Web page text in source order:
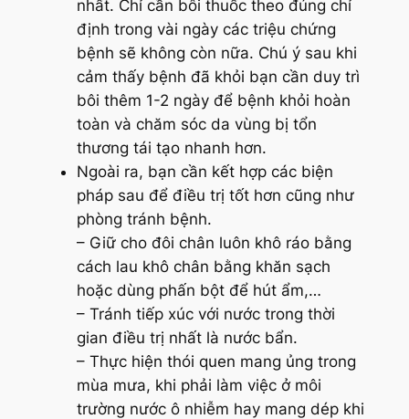
nhất. Chỉ cần bôi thuốc theo đúng chỉ
định trong vài ngày các triệu chứng
bệnh sẽ không còn nữa. Chú ý sau khi
cảm thấy bệnh đã khỏi bạn cần duy trì
bôi thêm 1-2 ngày để bệnh khỏi hoàn
toàn và chăm sóc da vùng bị tổn
thương tái tạo nhanh hơn.
Ngoài ra, bạn cần kết hợp các biện
pháp sau để điều trị tốt hơn cũng như
phòng tránh bệnh.
– Giữ cho đôi chân luôn khô ráo bằng
cách lau khô chân bằng khăn sạch
hoặc dùng phấn bột để hút ẩm,…
– Tránh tiếp xúc với nước trong thời
gian điều trị nhất là nước bẩn.
– Thực hiện thói quen mang ủng trong
mùa mưa, khi phải làm việc ở môi
trường nước ô nhiễm hay mang dép khi